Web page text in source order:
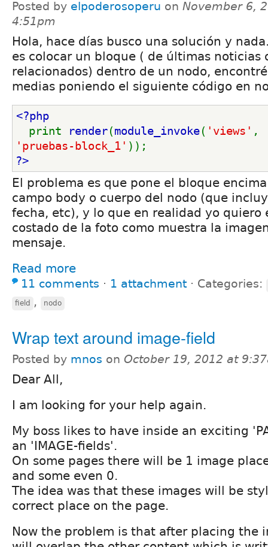
Posted by elpoderosoperu on November 6,
4:51pm
Hola, hace días busco una solución y
es colocar un bloque ( de últimas noticias
relacionados) dentro de un nodo,
medias poniendo el siguiente código en
<?php
print
render(module_invoke( 'views' ,
'pruebas-block_1' ));
?>
El problema es que pone el bloque
campo body o cuerpo del nodo (que
fecha, etc), y lo que en realidad yo quiero
costado de la foto como muestra la
mensaje.
Read more
11 comments ⋅ 1 attachment ⋅ Categories:
field , nodo
Wrap text around image-field
Posted by mnos on October 19, 2012 at
Dear All,
I am looking for your help again.
My boss likes to have inside an exciting
an 'IMAGE-fields'.
On some pages there will be 1 image
and some even 0.
The idea was that these images will be
correct place on the page.
Now the problem is that after placing the